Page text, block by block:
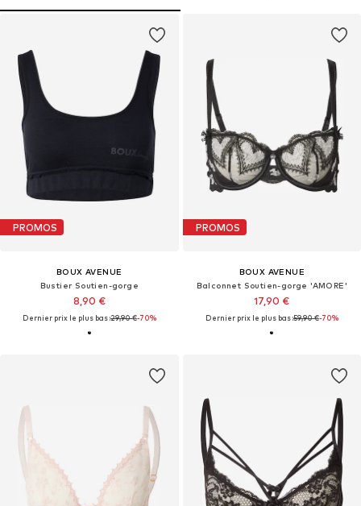
PROMOS
BOUX AVENUE
Bustier Soutien-gorge
8,90 €
Dernier prix le plus bas :29,90 €-70%
PROMOS
BOUX AVENUE
Balconnet Soutien-gorge 'AMORE'
17,90 €
Dernier prix le plus bas :59,90 €-70%